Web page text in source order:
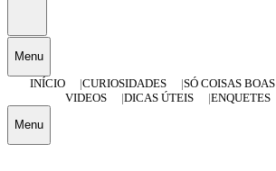
Menu
INÍCIO
CURIOSIDADES SÓ COISAS BOAS
VIDEOS
DICAS ÚTEIS ENQUETES
Menu